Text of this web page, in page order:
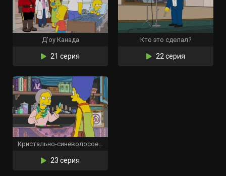
Д’оу Канада
21 серия
Кто это сделал?
22 серия
Кристально-синеволосое убеждение
23 серия